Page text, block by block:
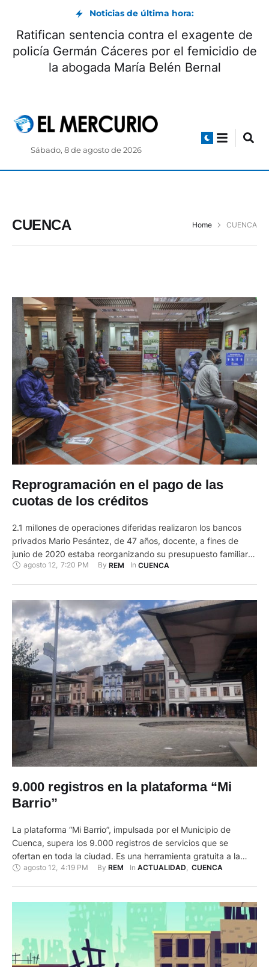
Noticias de última hora:
Ratifican sentencia contra el exagente de
policía Germán Cáceres por el femicidio de
la abogada María Belén Bernal
Sábado, 8 de agosto de 2026
CUENCA Home CUENCA
Reprogramación en el pago de las
cuotas de los créditos
2.1 millones de operaciones diferidas realizaron los bancos
privados Mario Pesántez, de 47 años, docente, a fines de
junio de 2020 estaba reorganizando su presupuesto familiar
para ver de qué manera podía sumar el dinero para pagar la
agosto 12, 7:20 PM By REM In CUENCA
9.000 registros en la plataforma “Mi
Barrio”
La plataforma “Mi Barrio”, impulsada por el Municipio de
Cuenca, supera los 9.000 registros de servicios que se
ofertan en toda la ciudad. Es una herramienta gratuita a la
que se puede ingresar a través de www.mibarrio.com.ec y
agosto 12 4:19 PM By REM In ACTUALIDAD, CUENCA